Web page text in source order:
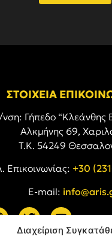
Διαχείριση
ΣΤΟΙΧΕΙΑ
Γήπεδο “Κλεάνθης
Αλκμήνης 69,
Τ.Κ. 54249
Επικοινωνίας: +30
E-mail: